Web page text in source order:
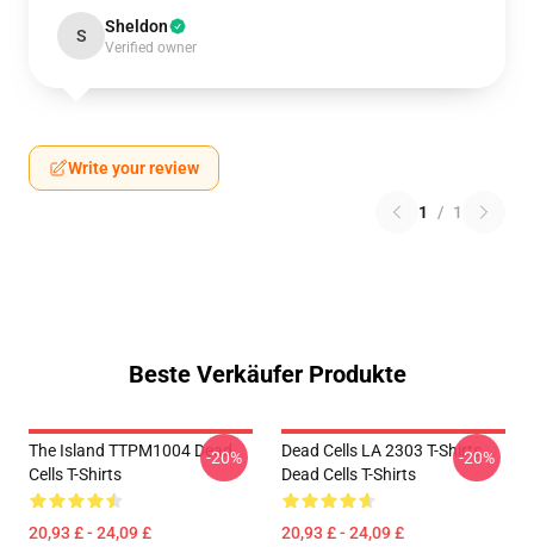
S Sheldon
Verified owner
Write your review
1 / 1
Beste Verkäufer Produkte
The Island TTPM1004 Dead
Cells T-Shirts
20,93 £ - 24,09 £
-20%
Dead Cells LA 2303 T-Shirts
Dead Cells T-Shirts
20,93 £ - 24,09 £
-20%